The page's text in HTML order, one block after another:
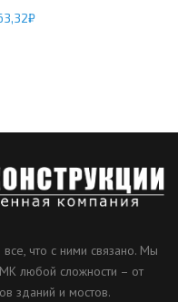
₽
что с ними связано. Мы
любой сложности – от
зданий и мостов.